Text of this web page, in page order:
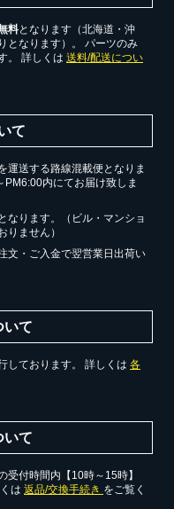
料となります（北海道・沖
となります）。 パーツのみ
。 詳しくは 送料/配送につい
て
運送する路線混載便となりま
内にてお届け致しま
なります。（ビル・マンショ
りません）
文・ご入金で翌営業日出荷い
いて
しております。 詳しくは 各
いて
受付時間内【10時～15時】
は 返品/交換手続き をご覧く
る